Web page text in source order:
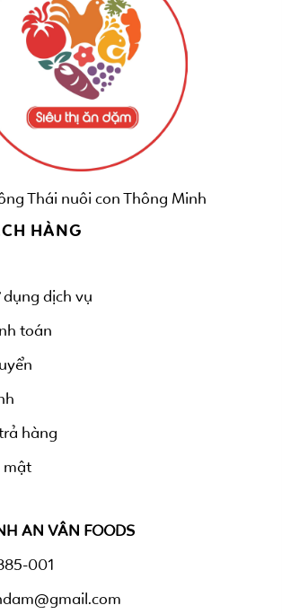
Thái nuôi con Thông Minh
HÀNG
dịch vụ
toán
hàng
mật
AN VÂN FOODS
001